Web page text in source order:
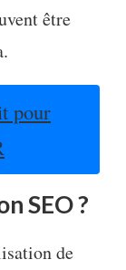
être
pour
SEO ?
de